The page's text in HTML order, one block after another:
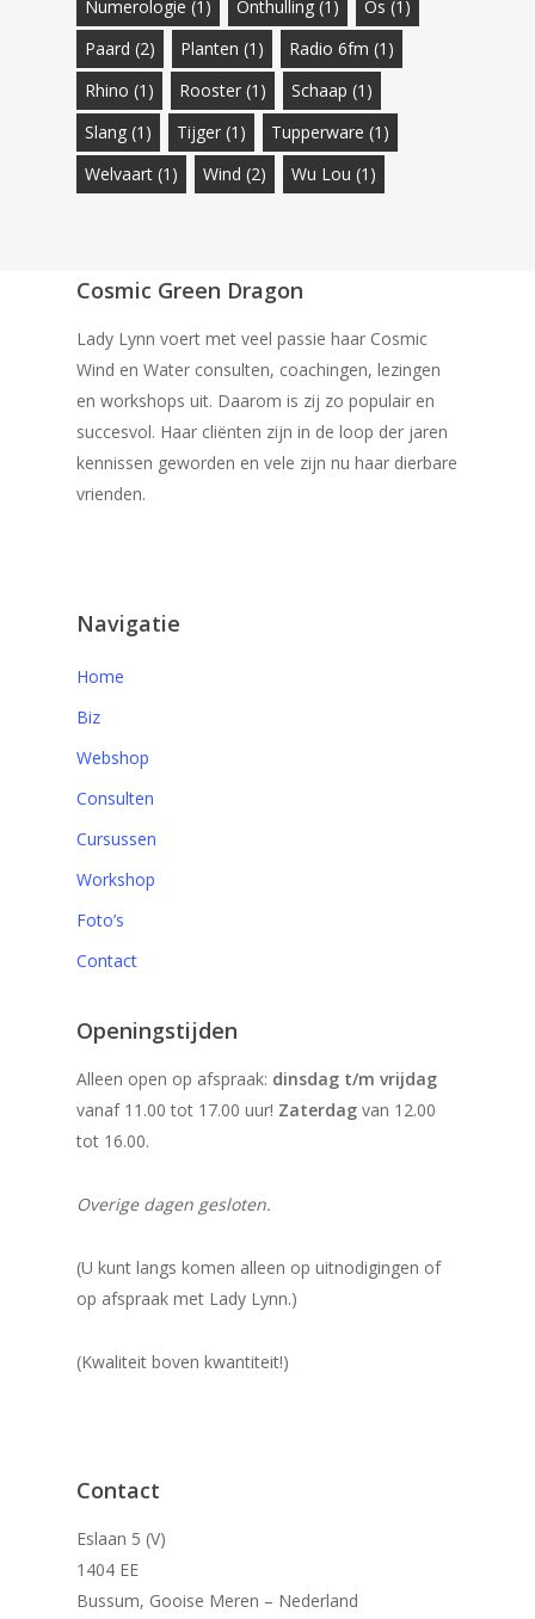
Numerologie (1) Onthulling (1) Os (1)
Paard (2) Planten (1) Radio 6fm (1)
Rhino (1) Rooster (1) Schaap (1)
Slang (1) Tijger (1) Tupperware (1)
Welvaart (1) Wind (2) Wu Lou (1)
Cosmic Green Dragon
Lady Lynn voert met veel passie haar Cosmic
Wind en Water consulten, coachingen, lezingen
en workshops uit. Daarom is zij zo populair en
succesvol. Haar cliënten zijn in de loop der jaren
kennissen geworden en vele zijn nu haar dierbare
vrienden.
Navigatie
Home
Biz
Webshop
Consulten
Cursussen
Workshop
Foto’s
Contact
Openingstijden
Alleen open op afspraak: dinsdag t/m vrijdag
vanaf 11.00 tot 17.00 uur! Zaterdag van 12.00
tot 16.00.
Overige dagen gesloten.
(U kunt langs komen alleen op uitnodigingen of
op afspraak met Lady Lynn.)
(Kwaliteit boven kwantiteit!)
Contact
Eslaan 5 (V)
1404 EE
Bussum, Gooise Meren – Nederland